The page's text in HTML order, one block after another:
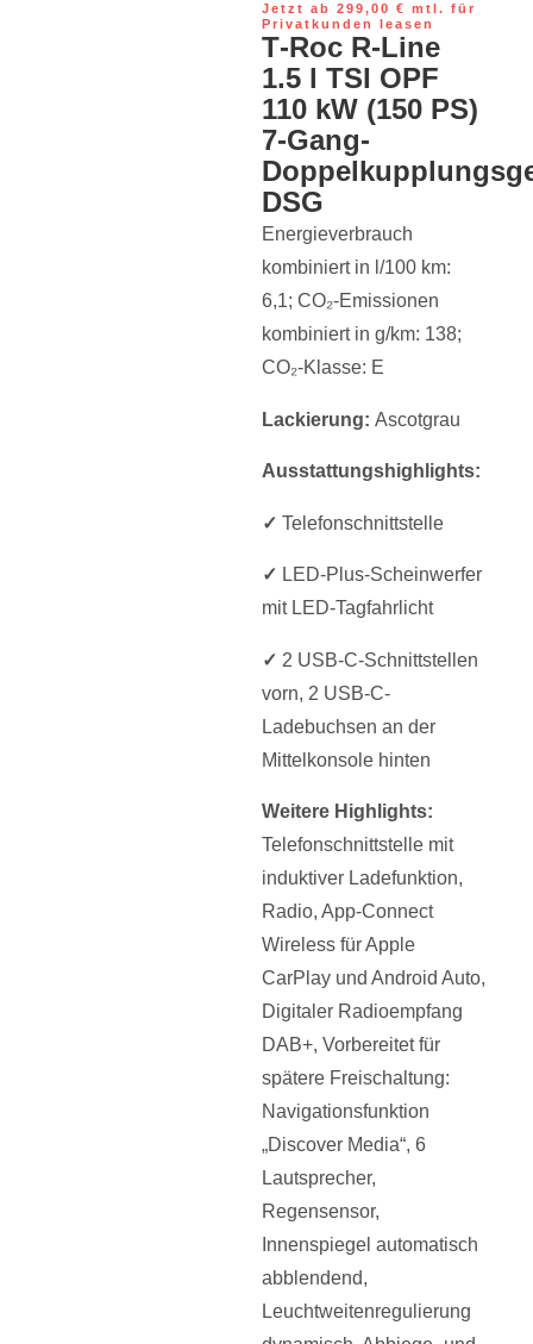
Jetzt ab 299,00 € mtl. für
Privatkunden leasen
T‑Roc R-Line
1.5 l TSI OPF
110 kW (150 PS)
7-Gang-
DSG
Energieverbrauch
kombiniert in l/100 km:
6,1; CO₂-Emissionen
kombiniert in g/km: 138;
CO₂-Klasse: E
Lackierung: Ascotgrau
Ausstattungshighlights:
✓ Telefonschnittstelle
✓ LED-Plus-Scheinwerfer
mit LED-Tagfahrlicht
✓ 2 USB-C-Schnittstellen
vorn, 2 USB-C-
Ladebuchsen an der
Mittelkonsole hinten
Weitere Highlights:
Telefonschnittstelle mit
induktiver Ladefunktion,
Radio, App‑Connect
Wireless für Apple
CarPlayund Android Auto,
Digitaler Radioempfang
DAB+, Vorbereitet für
spätere Freischaltung:
Navigationsfunktion
„Discover Media“, 6
Lautsprecher,
Regensensor,
Innenspiegel automatisch
abblendend,
Leuchtweitenregulierung